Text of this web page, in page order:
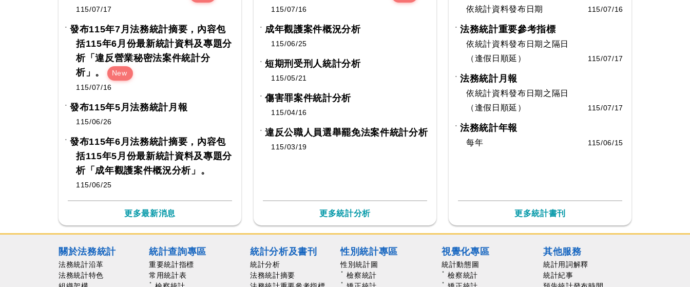
115/07/17
發布115年7月法務統計摘要，內容包
括115年6月份最新統計資料及專題分
析「違反營業秘密法案件統計分
析」。
New
115/07/16
發布115年5月法務統計月報
115/06/26
發布115年6月法務統計摘要，內容包
括115年5月份最新統計資料及專題分
析「成年觀護案件概況分析」。
115/06/25
更多最新消息
115/07/16
成年觀護案件概況分析
115/06/25
短期刑受刑人統計分析
115/05/21
傷害罪案件統計分析
115/04/16
違反公職人員選舉罷免法案件統計分析
115/03/19
更多統計分析
依統計資料發布日期 115/07/16
法務統計重要參考指標
依統計資料發布日期之隔日
（逢假日順延）
115/07/17
法務統計月報
依統計資料發布日期之隔日
（逢假日順延）
115/07/17
法務統計年報
每年 115/06/15
更多統計書刊
關於法務統計
法務統計沿革
法務統計特色
統計查詢專區
重要統計指標
常用統計表
統計分析及書刊
統計分析
法務統計摘要
性別統計專區
性別統計圖
檢察統計
視覺化專區
統計動態圖
檢察統計
其他服務
統計用詞解釋
統計紀事